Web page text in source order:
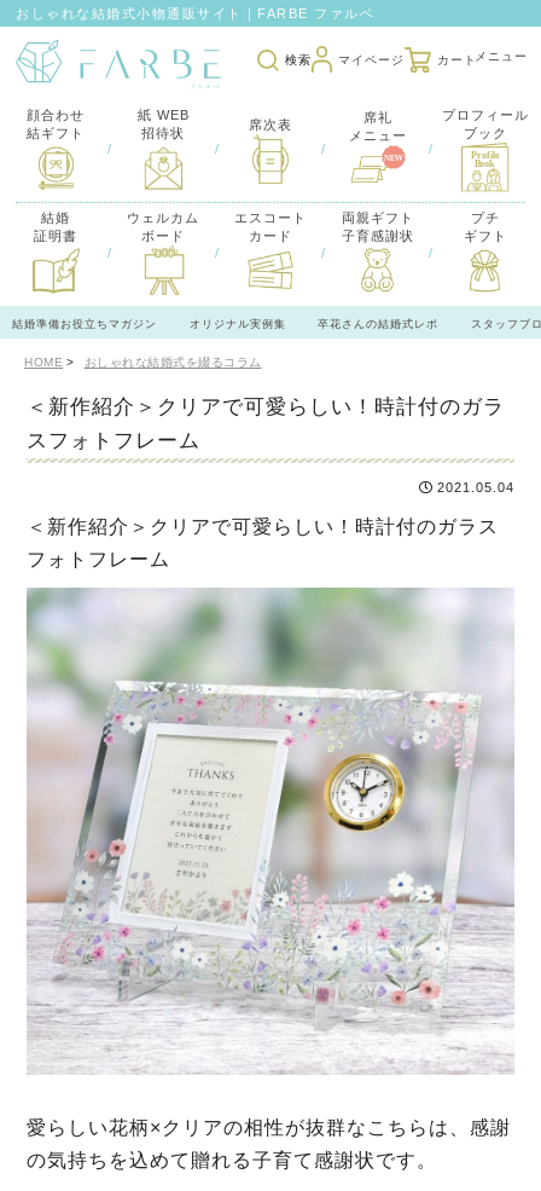
おしゃれな結婚式小物通販サイト｜FARBE ファルベ
検索 マイページ カート
顔合わせ
結ギフト
/
紙 WEB
招待状
/
席次表
/
席礼
メニュー
/
プロフィール
ブック
結婚
証明書
/
ウェルカム
ボード
/
エスコート
カード
/
両親ギフト
子育感謝状
/
プチ
ギフト
結婚準備お役立ちマガジン オリジナル実例集 卒花さんの結婚式レポ スタッフブ
HOME おしゃれな結婚式を綴るコラム
＜新作紹介＞クリアで可愛らしい！時計付のガラ
スフォトフレーム
2021.05.04
＜新作紹介＞クリアで可愛らしい！時計付のガラス
フォトフレーム
愛らしい花柄×クリアの相性が抜群なこちらは、感謝
の気持ちを込めて贈れる子育て感謝状です。